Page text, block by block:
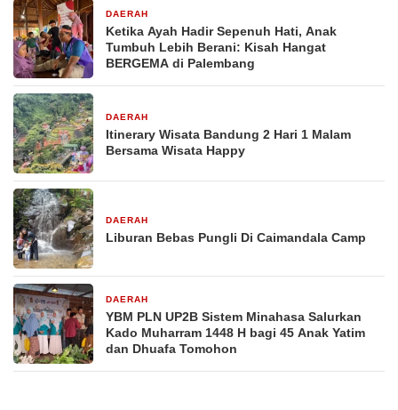
DAERAH
Ketika Ayah Hadir Sepenuh Hati, Anak
Tumbuh Lebih Berani: Kisah Hangat
BERGEMA di Palembang
DAERAH
Itinerary Wisata Bandung 2 Hari 1 Malam
Bersama Wisata Happy
DAERAH
Liburan Bebas Pungli Di Caimandala Camp
DAERAH
YBM PLN UP2B Sistem Minahasa Salurkan
Kado Muharram 1448 H bagi 45 Anak Yatim
dan Dhuafa Tomohon